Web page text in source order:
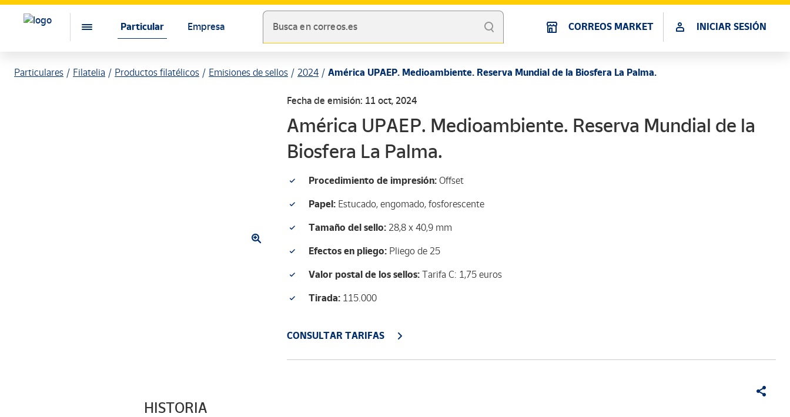
Particular Empresa Busca en correos.es CORREOS MARKET INICIAR SESIÓN
Particulares Filatelia Productos filatélicos Emisiones de sellos 2024 América UPAEP. Medioambiente. Reserva Mundial de la Biosfera La Palma.
Fecha de emisión: 11 oct, 2024
América UPAEP. Medioambiente. Reserva Mundial de la
Biosfera La Palma.
Procedimiento de impresión: Offset
Papel: Estucado, engomado, fosforescente
Tamaño del sello: 28,8 x 40,9 mm
Efectos en pliego: Pliego de 25
Valor postal de los sellos: Tarifa C: 1,75 euros
Tirada: 115.000
CONSULTAR TARIFAS
HISTORIA